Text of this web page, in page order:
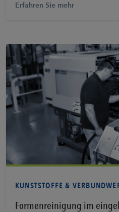
Erfahren Sie mehr
KUNSTSTOFFE &
Formenreinigung im
Erfahren Sie mehr